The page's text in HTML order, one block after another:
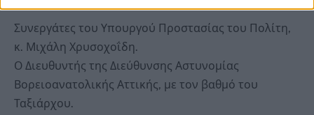
Συνεργάτες του Υπουργού Προστασίας του Πολίτη,
κ. Μιχάλη Χρυσοχοΐδη.
Ο Διευθυντής της Διεύθυνσης Αστυνομίας
Βορειοανατολικής Αττικής, με τον βαθμό του
Ταξιάρχου.